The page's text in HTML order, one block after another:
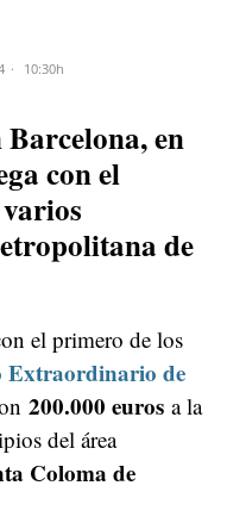
10:30h
en
con el
de
el primero de los
Extraordinario de
200.000 euros a la
del área
Coloma de